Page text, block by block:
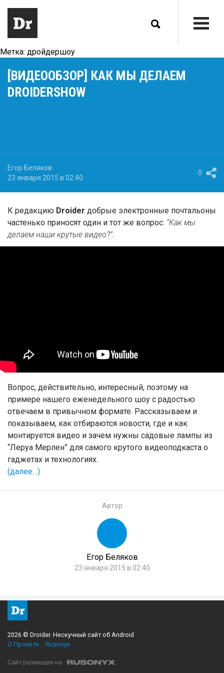
Метка: дройдершоу
[ВИДЕООБЗОР] КАК МЫ ДЕЛАЕМ
DROIDERSHOW
Егор Беляков
23 января 2015 в 02:40
0
К редакцию Droider добрые электронные почтальоны
частенько приносят один и тот же вопрос: “Как мы
делаем наши крутые видео?”.
Вопрос, действительно, интересный, поэтому на
примере нашего еженедельного шоу с радостью
отвечаем в привычном формате. Рассказываем и
показываем, как отбираются новости, где и как
монтируется видео и зачем нужны садовые лампы из
“Леруа Мерлен” для самого крутого видеоподкаста о
гаджетах и технологиях.
(далее…)
Автор
Егор Беляков
23 января 2015 в 02:40
2026 © Droider. Нескучный сайт об Android
О Проекте
Rusonyx
Сайт размещен на